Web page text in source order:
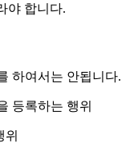
야 합니다.
하여서는 안됩니다.
등록하는 행위
위